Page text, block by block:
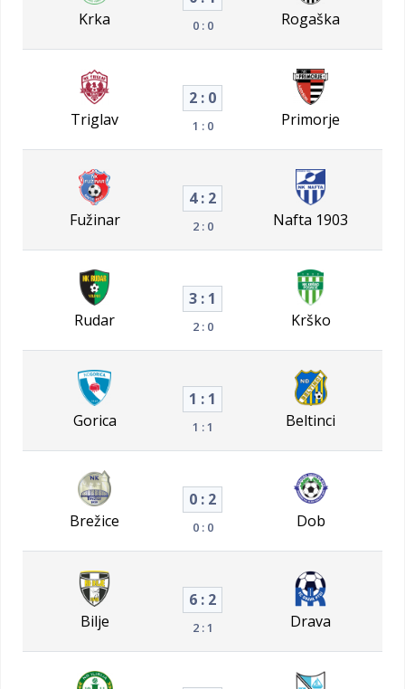
Krka 0 : 0 Rogaška
Triglav
2 : 0
1 : 0 Primorje
Fužinar
4 : 2
2 : 0 Nafta 1903
Rudar
3 : 1
2 : 0 Krško
Gorica
1 : 1
1 : 1 Beltinci
Brežice
0 : 2
0 : 0 Dob
Bilje
6 : 2
2 : 1 Drava